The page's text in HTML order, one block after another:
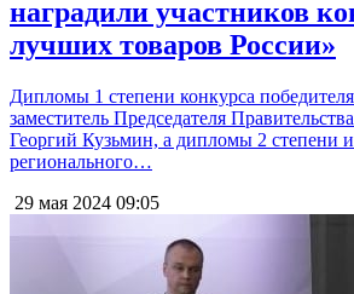
наградили участников
лучших товаров России»
Дипломы 1 степени конкурса
заместитель Председателя
Георгий Кузьмин, а дипломы 2 степени
регионального…
29 мая 2024 09:05